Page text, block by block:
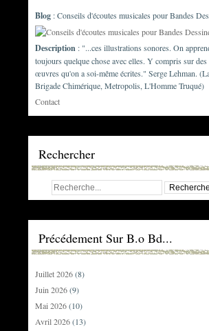
Blog : Conseils d'écoutes musicales pour Bandes
Description : "...ces illustrations sonores. On
toujours quelque chose avec elles. Y compris sur des
œuvres qu'on a soi-même écrites." Serge Lehman.
Brigade Chimérique, Metropolis, L'Homme Truqué)
Contact
Rechercher
Précédement Sur B.o Bd...
Juillet 2026(8)
Juin 2026(9)
Mai 2026(10)
Avril 2026(13)